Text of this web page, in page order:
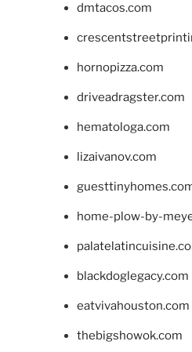
dmtacos.com
hornopizza.com
driveadragster.com
hematologa.com
lizaivanov.com
home-plow-by-
blackdoglegacy.com
eatvivahouston.com
thebigshowok.com